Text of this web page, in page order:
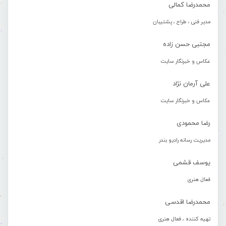
محمدرضا کمالی
مدیر فنی ، طراح ، پشتیبان
مجتبی حسن زاده
عکاس و خبرنگار سایت
علی آرمان نژاد
عکاس و خبرنگار سایت
رضا محمودی
مدیریت رسانه رادیو بندر
یوسف قشمی
فعال هنری
محمدرضا اقدسی
تهیه کننده ، فعال هنری